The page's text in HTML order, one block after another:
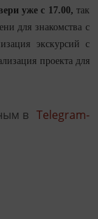
уже с 17.00, так
для знакомства с
экскурсий с
проекта для
в Telegram-